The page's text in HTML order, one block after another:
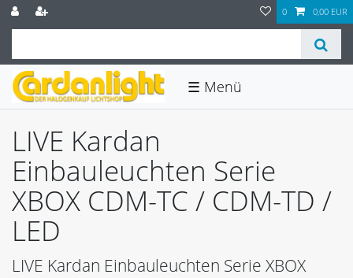
0 0,00 EUR
☰
LIVE Kardan
Einbauleuchten Serie
XBOX CDM-TC / CDM-TD /
LED
LIVE Kardan Einbauleuchten Serie XBOX